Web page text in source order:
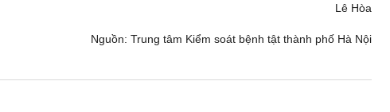
Lê Hòa
Nguồn: Trung tâm Kiểm soát bệnh tật thành phố Hà Nội